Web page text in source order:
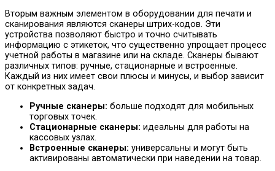
Вторым важным элементом в оборудовании для печати и
сканирования являются сканеры штрих-кодов. Эти
устройства позволяют быстро и точно считывать
информацию с этикеток, что существенно упрощает процесс
учетной работы в магазине или на складе. Сканеры бывают
различных типов: ручные, стационарные и встроенные.
Каждый из них имеет свои плюсы и минусы, и выбор зависит
от конкретных задач.
Ручные сканеры: больше подходят для мобильных
торговых точек.
Стационарные сканеры: идеальны для работы на
кассовых узлах.
Встроенные сканеры: универсальны и могут быть
активированы автоматически при наведении на товар.